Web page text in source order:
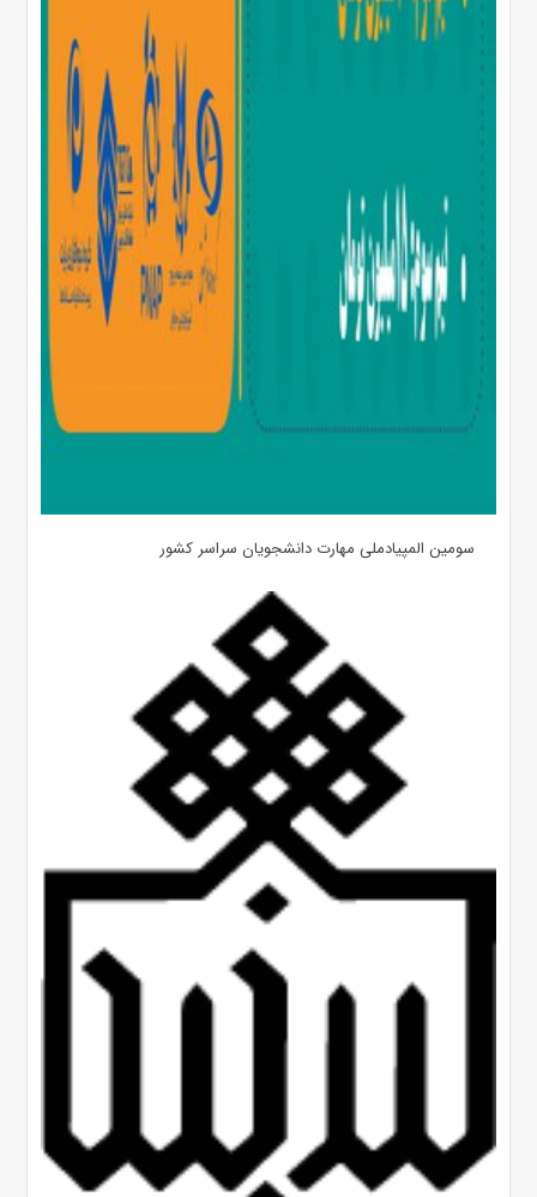
سومین المپیادملی مهارت دانشجویان سراسر کشور